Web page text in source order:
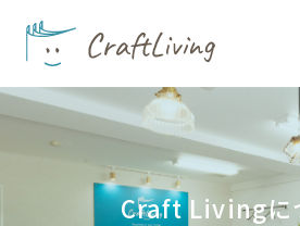
Craft Livingに